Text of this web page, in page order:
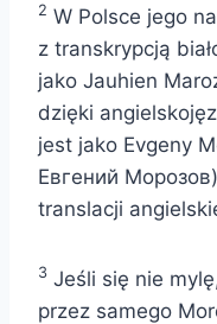
2 W Polsce jego
z transkrypcją
jako Jauhien
dzięki
jest jako Evgeny
Евгений
translacji
3 Jeśli się nie
przez samego